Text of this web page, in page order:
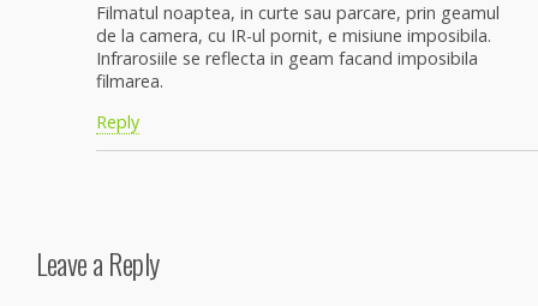
Filmatul noaptea, in curte sau parcare, prin geamul
de la camera, cu IR-ul pornit, e misiune imposibila.
Infrarosiile se reflecta in geam facand imposibila
filmarea.
Reply
Leave a Reply